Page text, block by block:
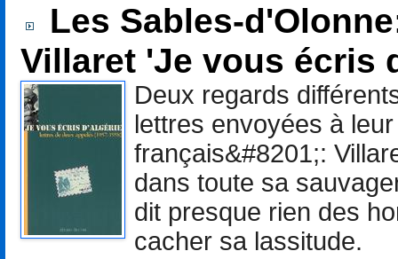
Les Sables-
Villaret 'Je vous écris
Deux regards
lettres envoyées à
français&#8201;:
dans toute sa
dit presque rien des
cacher sa lassitude.